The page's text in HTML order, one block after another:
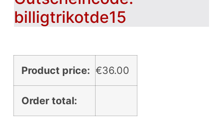
billigtrikotde15
Product price: €36.00
Order total: